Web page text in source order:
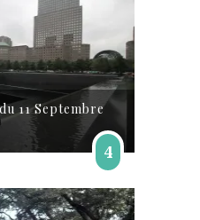
11 Septembre
4